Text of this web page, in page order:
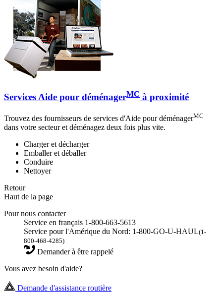
Services Aide pour déménagerMC à proximité
Trouvez des fournisseurs de services d'Aide pour déménagerMC
dans votre secteur et déménagez deux fois plus vite.
Charger et décharger
Emballer et déballer
Conduire
Nettoyer
Retour
Haut de la page
Pour nous contacter
Service en français 1-800-663-5613
Service pour l'Amérique du Nord: 1-800-GO-U-HAUL(1-
800-468-4285)
Demander à être rappelé
Vous avez besoin d'aide?
Demande d'assistance routière